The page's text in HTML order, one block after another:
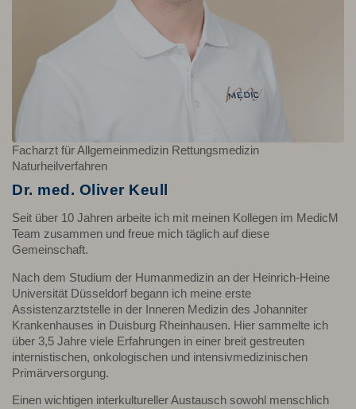
Facharzt für Allgemeinmedizin Rettungsmedizin
Naturheilverfahren
Dr. med. Oliver Keull
Seit über 10 Jahren arbeite ich mit meinen Kollegen im MedicM
Team zusammen und freue mich täglich auf diese
Gemeinschaft.
Nach dem Studium der Humanmedizin an der Heinrich-Heine
Universität Düsseldorf begann ich meine erste
Assistenzarztstelle in der Inneren Medizin des Johanniter
Krankenhauses in Duisburg Rheinhausen. Hier sammelte ich
über 3,5 Jahre viele Erfahrungen in einer breit gestreuten
internistischen, onkologischen und intensivmedizinischen
Primärversorgung.
Einen wichtigen interkultureller Austausch sowohl menschlich